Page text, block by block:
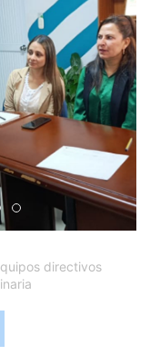
Afiliados en el Régimen
gestión institucional
capacita a sus equipos
inscripciones en
garantiza
que salvan vidas:
Cápsula 18-26 - Reporte
Cápsula 17-26 -
directivos